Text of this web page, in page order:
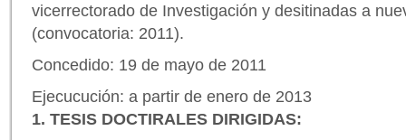
vicerrectorado de Investigación y desitinadas a
(convocatoria: 2011).
Concedido: 19 de mayo de 2011
Ejecucución: a partir de enero de 2013
1. TESIS DOCTIRALES DIRIGIDAS: